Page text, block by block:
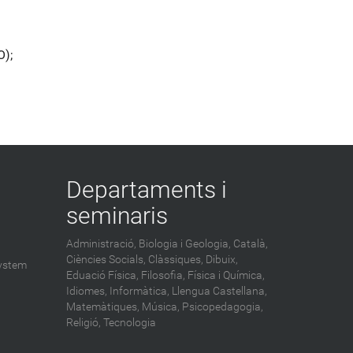
Departaments i
seminaris
Administració, Biologia i Geologia, Català,
Ciències Socials, Clàssiques, Dibuix,
Eduació Física, Filosofia, Física i Química,
Idiomes, Informàtica, Llengua Castellana,
Matemàtiques, Música, Psicopedagogia,
Religió, Tecnologia